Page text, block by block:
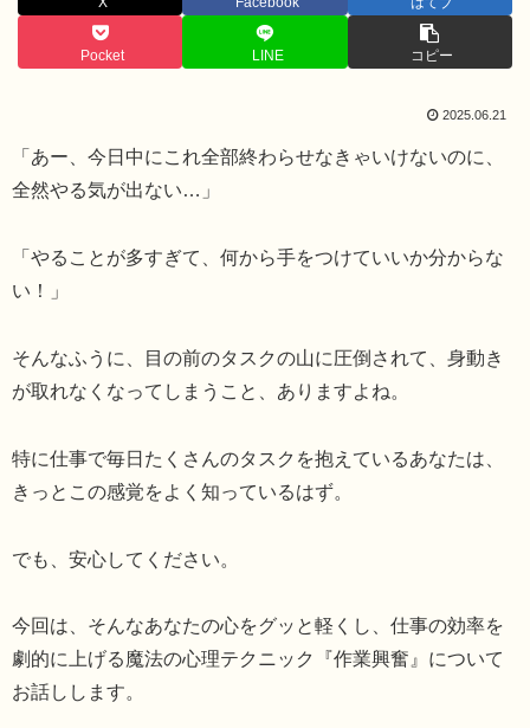
Pocket LINE コピー
2025.06.21
「あー、今日中にこれ全部終わらせなきゃいけないのに、
全然やる気が出ない…」
「やることが多すぎて、何から手をつけていいか分からな
い！」
そんなふうに、目の前のタスクの山に圧倒されて、身動き
が取れなくなってしまうこと、ありますよね。
特に仕事で毎日たくさんのタスクを抱えているあなたは、
きっとこの感覚をよく知っているはず。
でも、安心してください。
今回は、そんなあなたの心をグッと軽くし、仕事の効率を
劇的に上げる魔法の心理テクニック『作業興奮』について
お話しします。